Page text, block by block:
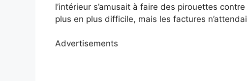
l’intérieur s’amusait à faire des pirouettes
plus en plus difficile, mais les factures
Advertisements